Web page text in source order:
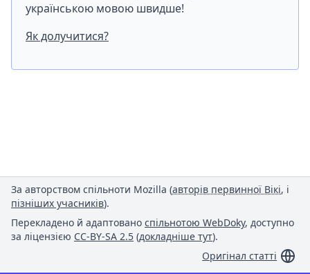
українською мовою швидше!
Як долучитися?
За авторством спільноти Mozilla (авторів первинної Вікі, і
пізніших учасників).
Перекладено й адаптовано спільнотою WebDoky, доступно
за ліцензією CC-BY-SA 2.5 (докладніше тут).
Оригінал статті